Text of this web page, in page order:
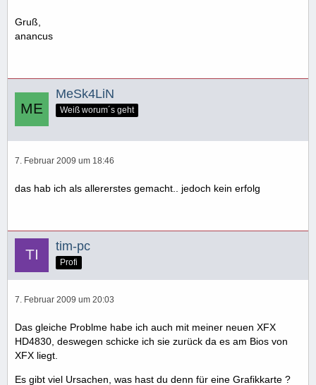
Gruß,
anancus
MeSk4LiN
Weiß worum´s geht
7. Februar 2009 um 18:46
das hab ich als allererstes gemacht.. jedoch kein erfolg
tim-pc
Profi
7. Februar 2009 um 20:03
Das gleiche Problme habe ich auch mit meiner neuen XFX
HD4830, deswegen schicke ich sie zurück da es am Bios von
XFX liegt.
Es gibt viel Ursachen, was hast du denn für eine Grafikkarte ?